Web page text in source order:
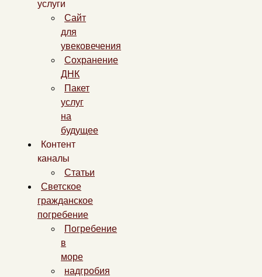
услуги
Сайт
для
увековечения
Сохранение
ДНК
Пакет
услуг
на
будущее
Контент
каналы
Статьи
Светское
гражданское
погребение
Погребение
в
море
надгробия